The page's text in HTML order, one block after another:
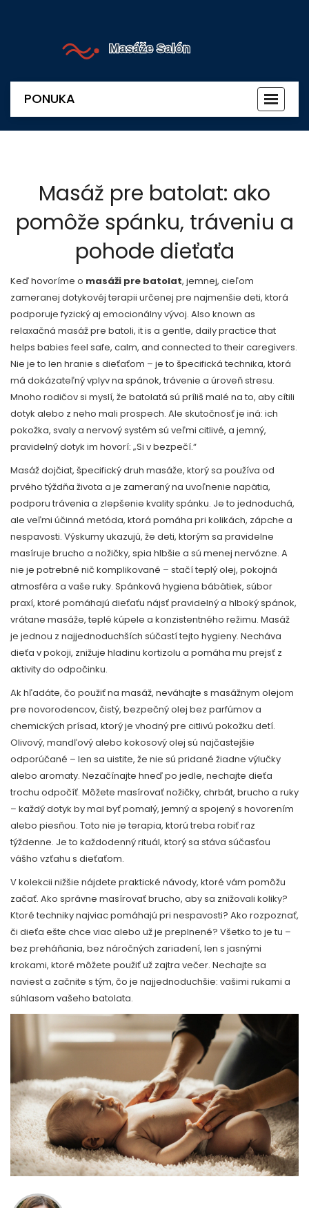
PONUKA
Masáž pre batolat: ako
pomôže spánku, tráveniu a
pohode dieťaťa
Keď hovoríme o masáži pre batolat, jemnej, cieľom
zameranej dotykovéj terapii určenej pre najmenšie deti, ktorá
podporuje fyzický aj emocionálny vývoj. Also known as
relaxačná masáž pre batoli, it is a gentle, daily practice that
helps babies feel safe, calm, and connected to their caregivers.
Nie je to len hranie s dieťaťom – je to špecifická technika, ktorá
má dokázateľný vplyv na spánok, trávenie a úroveň stresu.
Mnoho rodičov si myslí, že batolatá sú príliš malé na to, aby cítili
dotyk alebo z neho mali prospech. Ale skutočnosť je iná: ich
pokožka, svaly a nervový systém sú veľmi citlivé, a jemný,
pravidelný dotyk im hovorí: „Si v bezpečí.“
Masáž dojčiat, špecifický druh masáže, ktorý sa používa od
prvého týždňa života a je zameraný na uvoľnenie napätia,
podporu trávenia a zlepšenie kvality spánku. Je to jednoduchá,
ale veľmi účinná metóda, ktorá pomáha pri kolikách, zápche a
nespavosti. Výskumy ukazujú, že deti, ktorým sa pravidelne
masíruje brucho a nožičky, spia hlbšie a sú menej nervózne. A
nie je potrebné nič komplikované – stačí teplý olej, pokojná
atmosféra a vaše ruky. Spánková hygiena bábätiek, súbor
praxí, ktoré pomáhajú dieťaťu nájsť pravidelný a hlboký spánok,
vrátane masáže, teplé kúpele a konzistentného režimu. Masáž
je jednou z najjednoduchších súčastí tejto hygieny. Necháva
dieťa v pokoji, znižuje hladinu kortizolu a pomáha mu prejsť z
aktivity do odpočinku.
Ak hľadáte, čo použiť na masáž, neváhajte s masážnym olejom
pre novorodencov, čistý, bezpečný olej bez parfúmov a
chemických prísad, ktorý je vhodný pre citlivú pokožku detí.
Olivový, mandľový alebo kokosový olej sú najčastejšie
odporúčané – len sa uistite, že nie sú pridané žiadne výlučky
alebo aromaty. Nezačínajte hneď po jedle, nechajte dieťa
trochu odpočíť. Môžete masírovať nožičky, chrbát, brucho a ruky
– každý dotyk by mal byť pomalý, jemný a spojený s hovorením
alebo piesňou. Toto nie je terapia, ktorú treba robiť raz
týždenne. Je to každodenný rituál, ktorý sa stáva súčasťou
vášho vzťahu s dieťaťom.
V kolekcii nižšie nájdete praktické návody, ktoré vám pomôžu
začať. Ako správne masírovať brucho, aby sa znižovali koliky?
Ktoré techniky najviac pomáhajú pri nespavosti? Ako rozpoznať,
či dieťa ešte chce viac alebo už je preplnené? Všetko to je tu –
bez preháňania, bez náročných zariadení, len s jasnými
krokami, ktoré môžete použiť už zajtra večer. Nechajte sa
naviest a začnite s tým, čo je najjednoduchšie: vašimi rukami a
súhlasom vašeho batolata.